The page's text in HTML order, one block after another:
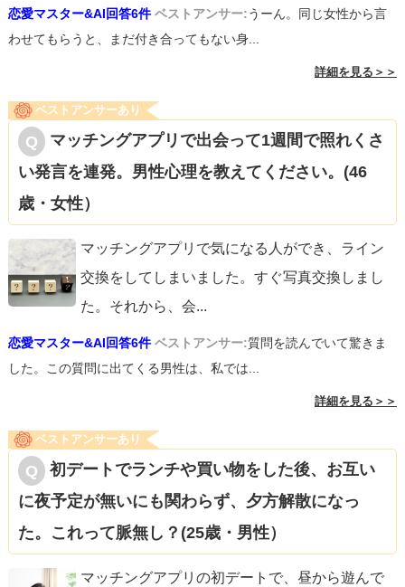
恋愛マスター&AI回答6件 ベストアンサー:うーん。同じ女性から言
わせてもらうと、まだ付き合ってもない身...
詳細を見る＞＞
ベストアンサーあり
マッチングアプリで出会って1週間で照れくさ
い発言を連発。男性心理を教えてください。(46
歳・女性）
マッチングアプリで気になる人ができ、ライン
交換をしてしまいました。すぐ写真交換しまし
た。それから、会...
恋愛マスター&AI回答6件 ベストアンサー:質問を読んでいて驚きま
した。この質問に出てくる男性は、私では...
詳細を見る＞＞
ベストアンサーあり
初デートでランチや買い物をした後、お互い
に夜予定が無いにも関わらず、夕方解散になっ
た。これって脈無し？(25歳・男性）
マッチングアプリの初デートで、昼から遊んで